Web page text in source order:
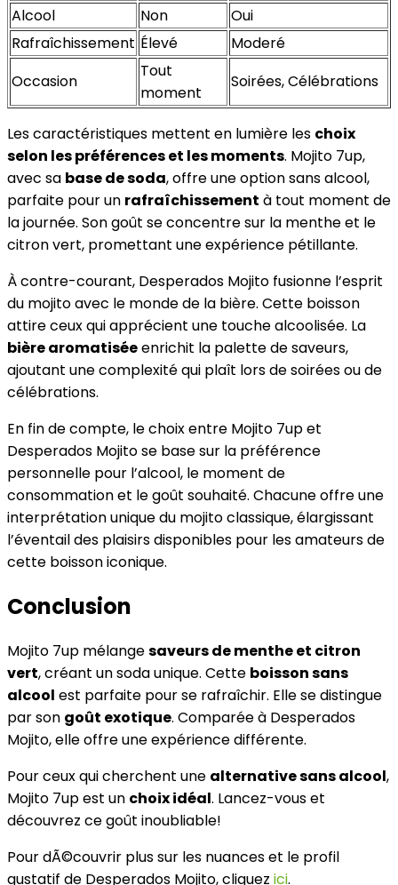
Alcool
Non
Oui
Rafraîchissement Élevé
Moderé
Occasion
Tout
moment
Soirées, Célébrations
Les caractéristiques mettent en lumière les choix
selon les préférences et les moments. Mojito 7up,
avec sa base de soda, offre une option sans alcool,
parfaite pour un rafraîchissement à tout moment de
la journée. Son goût se concentre sur la menthe et le
citron vert, promettant une expérience pétillante.
À contre-courant, Desperados Mojito fusionne l’esprit
du mojito avec le monde de la bière. Cette boisson
attire ceux qui apprécient une touche alcoolisée. La
bière aromatiséeenrichit la palette de saveurs,
ajoutant une complexité qui plaît lors de soirées ou de
célébrations.
En fin de compte, le choix entre Mojito 7up et
Desperados Mojito se base sur la préférence
personnelle pour l’alcool, le moment de
consommation et le goût souhaité. Chacune offre une
interprétation unique du mojito classique, élargissant
l’éventail des plaisirs disponibles pour les amateurs de
cette boisson iconique.
Conclusion
Mojito 7up mélangesaveurs de menthe et citron
vert, créant un soda unique. Cette boisson sans
alcool est parfaite pour se rafraîchir. Elle se distingue
par son goût exotique. Comparée à Desperados
Mojito, elle offre une expérience différente.
Pour ceux qui cherchent une alternative sans alcool,
Mojito 7up est un choix idéal. Lancez-vous et
découvrez ce goût inoubliable!
Pour dÃ©couvrir plus sur les nuances et le profil
gustatif de Desperados Mojito, cliquez ici.